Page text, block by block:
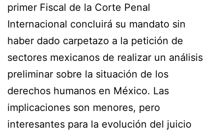
primer Fiscal de la Corte Penal
Internacional concluirá su mandato sin
haber dado carpetazo a la petición de
sectores mexicanos de realizar un análisis
preliminar sobre la situación de los
derechos humanos en México. Las
implicaciones son menores, pero
interesantes para la evolución del juicio